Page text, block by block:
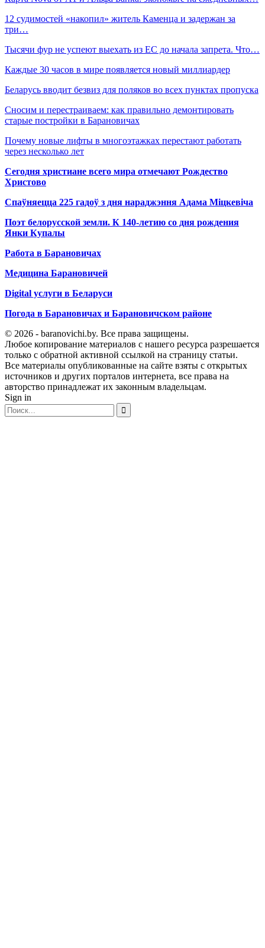
12 судимостей «накопил» житель Каменца и задержан за
три…
Тысячи фур не успеют выехать из ЕС до начала запрета. Что…
Каждые 30 часов в мире появляется новый миллиардер
Беларусь вводит безвиз для поляков во всех пунктах пропуска
Сносим и перестраиваем: как правильно демонтировать
старые постройки в Барановичах
Почему новые лифты в многоэтажках перестают работать
через несколько лет
Сегодня христиане всего мира отмечают Рождество
Христово
Спаўняецца 225 гадоў з дня нараджэння Адама Міцкевіча
Поэт белорусской земли. К 140-летию со дня рождения
Янки Купалы
Работа в Барановичах
Медицина Барановичей
Digital услуги в Беларуси
Погода в Барановичах и Барановичском районе
© 2026 - baranovichi.by. Все права защищены.
Любое копирование материалов с нашего ресурса разрешается
только с обратной активной ссылкой на страницу статьи.
Все материалы опубликованные на сайте взяты с открытых
источников и других порталов интернета, все права на
авторство принадлежат их законным владельцам.
Sign in